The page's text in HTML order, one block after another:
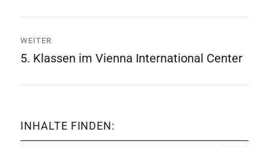
WEITER
Nächster
5. Klassen im Vienna International Center
INHALTE FINDEN: